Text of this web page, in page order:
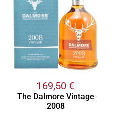
169,50 €
The Dalmore Vintage
2008